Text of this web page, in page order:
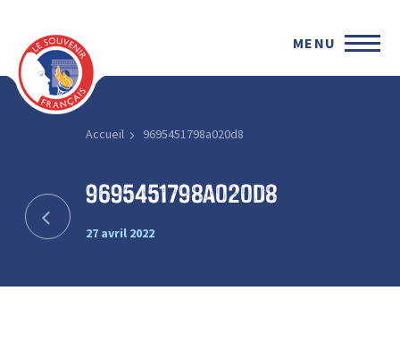
MENU
Accueil 9695451798a020d8
9695451798a020d8
27 avril 2022